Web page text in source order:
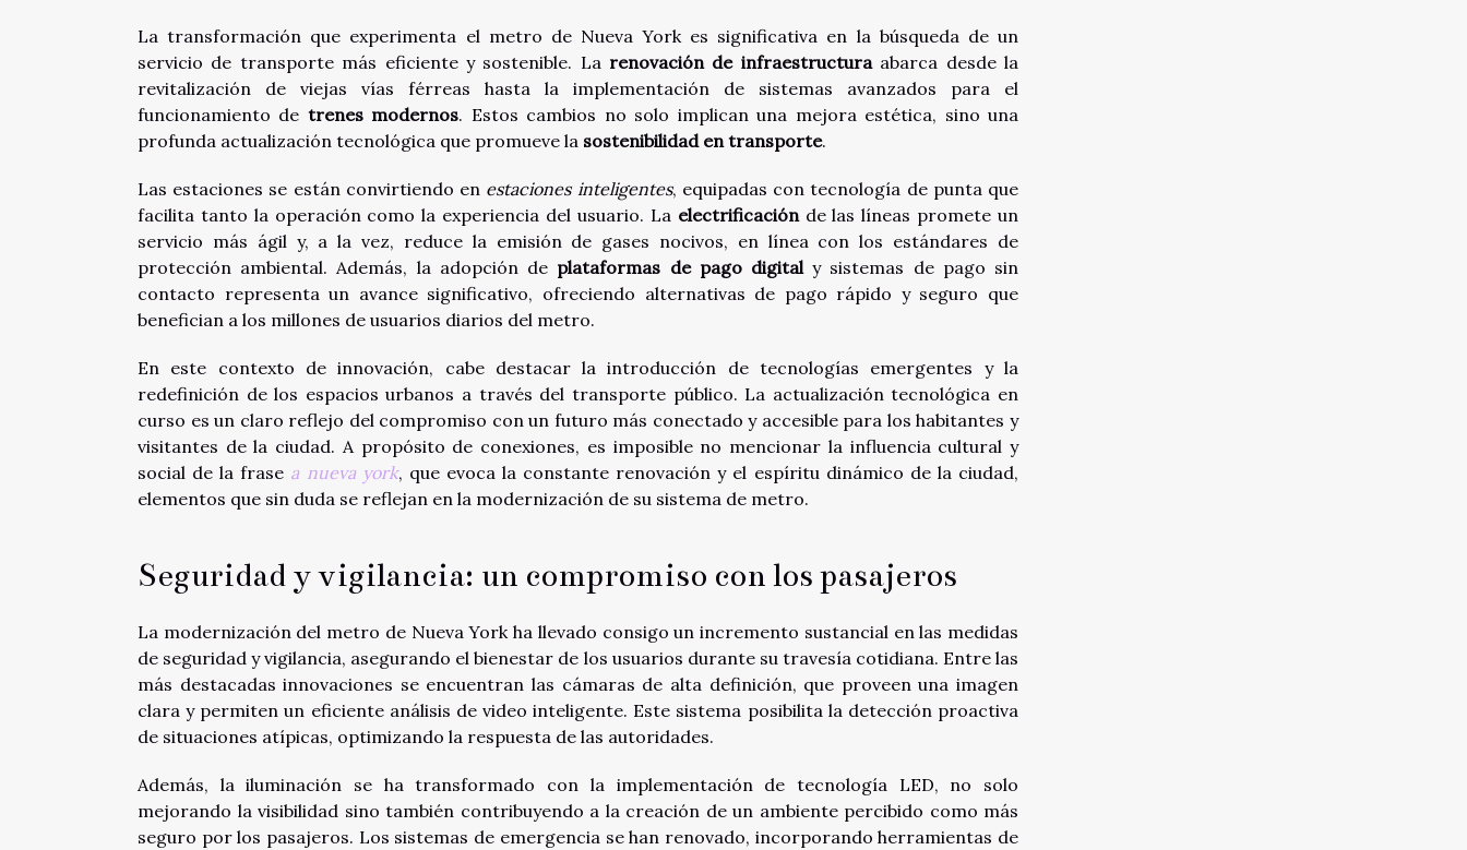
La transformación que experimenta el metro de Nueva York es significativa en la búsqueda de un
servicio de transporte más eficiente y sostenible. La renovación de infraestructuraabarca desde la
revitalización de viejas vías férreas hasta la implementación de sistemas avanzados para el
funcionamiento de trenes modernos. Estos cambios no solo implican una mejora estética, sino una
profunda actualización tecnológica que promueve la sostenibilidad en transporte.
Las estaciones se están convirtiendo en estaciones inteligentes, equipadas con tecnología de punta que
facilita tanto la operación como la experiencia del usuario. La electrificaciónde las líneas promete un
servicio más ágil y, a la vez, reduce la emisión de gases nocivos, en línea con los estándares de
protección ambiental. Además, la adopción de plataformas de pago digitaly sistemas de pago sin
contacto representa un avance significativo, ofreciendo alternativas de pago rápido y seguro que
benefician a los millones de usuarios diarios del metro.
En este contexto de innovación, cabe destacar la introducción de tecnologías emergentes y la
redefinición de los espacios urbanos a través del transporte público. La actualización tecnológica en
curso es un claro reflejo del compromiso con un futuro más conectado y accesible para los habitantes y
visitantes de la ciudad. A propósito de conexiones, es imposible no mencionar la influencia cultural y
social de la frase a nueva york, que evoca la constante renovación y el espíritu dinámico de la ciudad,
elementos que sin duda se reflejan en la modernización de su sistema de metro.
Seguridad y vigilancia: un compromiso con los pasajeros
La modernización del metro de Nueva York ha llevado consigo un incremento sustancial en las medidas
de seguridad y vigilancia, asegurando el bienestar de los usuarios durante su travesía cotidiana. Entre las
más destacadas innovaciones se encuentran las cámaras de alta definición, que proveen una imagen
clara y permiten un eficiente análisis de video inteligente. Este sistema posibilita la detección proactiva
de situaciones atípicas, optimizando la respuesta de las autoridades.
Además, la iluminación se ha transformado con la implementación de tecnología LED, no solo
mejorando la visibilidad sino también contribuyendo a la creación de un ambiente percibido como más
seguro por los pasajeros. Los sistemas de emergencia se han renovado, incorporando herramientas de